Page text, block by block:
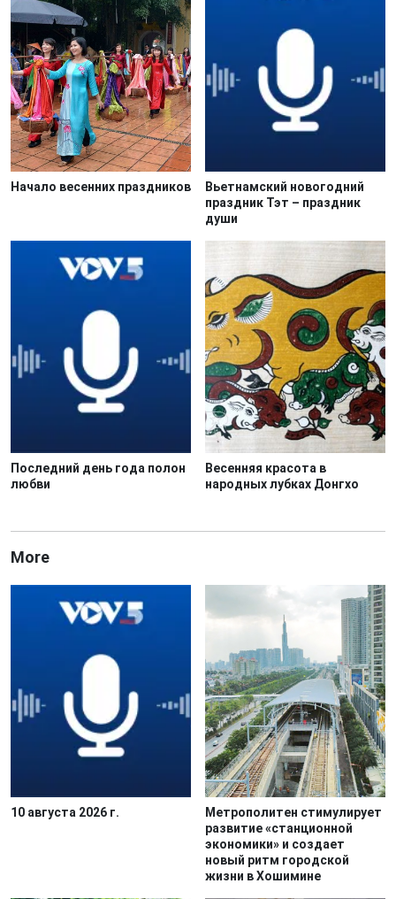
Начало весенних праздников
Вьетнамский новогодний
праздник Тэт – праздник
души
Последний день года полон
любви
Весенняя красота в
народных лубках Донгхо
More
10 августа 2026 г.
Метрополитен стимулирует
развитие «станционной
экономики» и создает
новый ритм городской
жизни в Хошимине